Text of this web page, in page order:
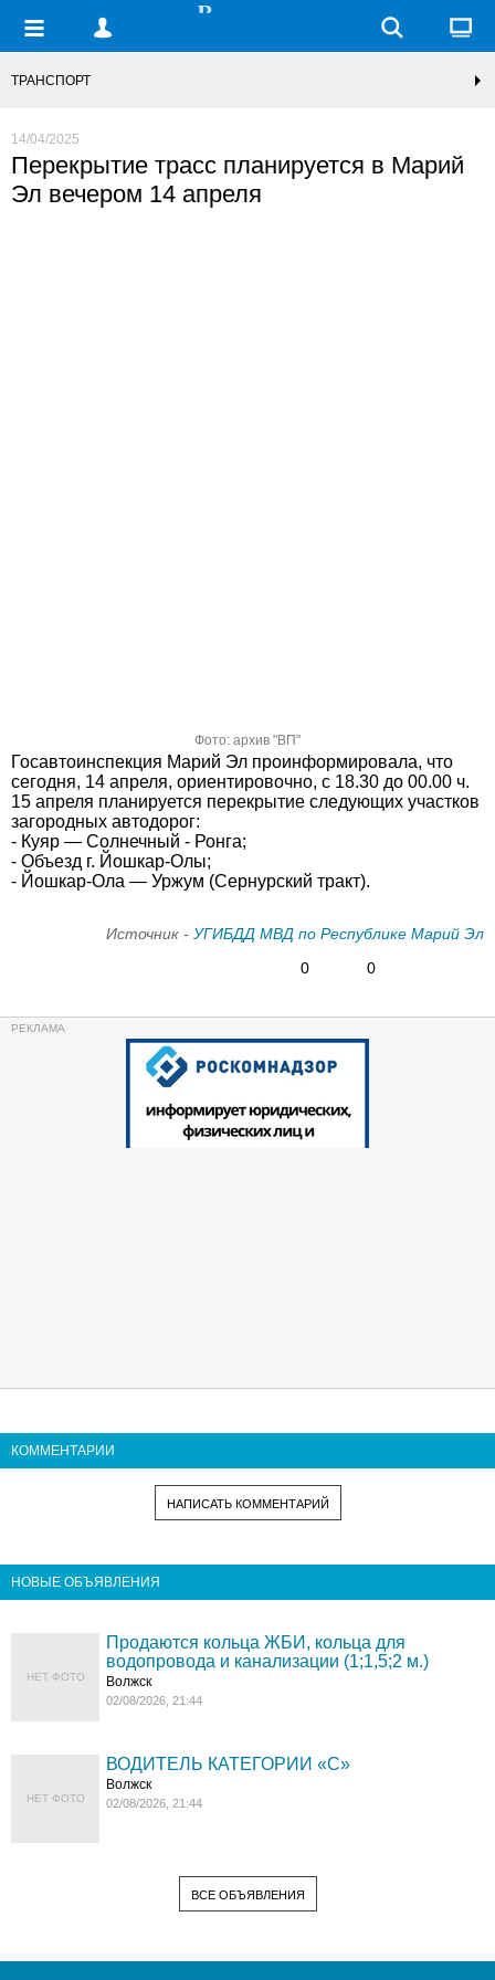
ТРАНСПОРТ
14/04/2025
Перекрытие трасс планируется в Марий
Эл вечером 14 апреля
Фото: архив "ВП"
Госавтоинспекция Марий Эл проинформировала, что
сегодня, 14 апреля, ориентировочно, с 18.30 до 00.00 ч.
15 апреля планируется перекрытие следующих участков
загородных автодорог:
- Куяр — Солнечный - Ронга;
- Объезд г. Йошкар-Олы;
- Йошкар-Ола — Уржум (Сернурский тракт).
Источник - УГИБДД МВД по Республике Марий Эл
0
0
КОММЕНТАРИИ
НАПИСАТЬ КОММЕНТАРИЙ
НОВЫЕ ОБЪЯВЛЕНИЯ
НЕТ ФОТО
Продаются кольца ЖБИ, кольца для
водопровода и канализации (1;1,5;2 м.)
Волжск
02/08/2026, 21:44
НЕТ ФОТО
ВОДИТЕЛЬ КАТЕГОРИИ «C»
Волжск
02/08/2026, 21:44
ВСЕ ОБЪЯВЛЕНИЯ